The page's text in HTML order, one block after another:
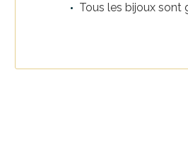
Tous les bijoux sont